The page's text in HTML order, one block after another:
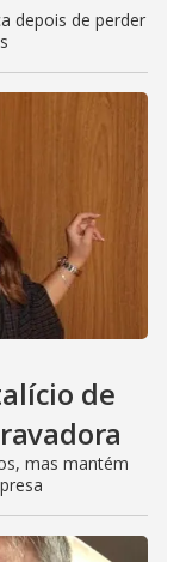
depois de perder
de
mas mantém